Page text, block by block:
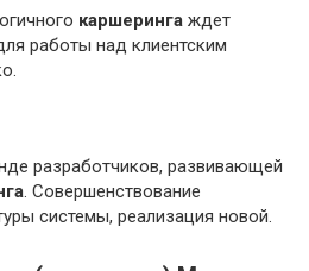
каршеринга ждет
работы над клиентским
разработчиков, развивающей
. Совершенствование
системы, реализация новой.